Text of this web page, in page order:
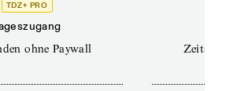
TDZ+ PRO
ohne Paywall